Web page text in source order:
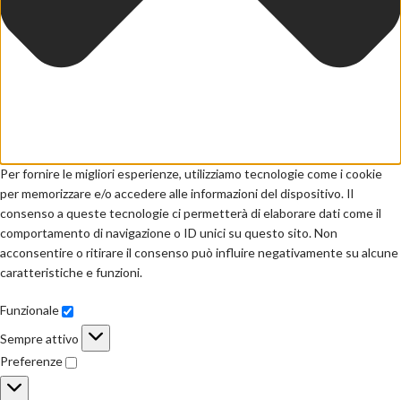
Per fornire le migliori esperienze, utilizziamo tecnologie come i cookie
per memorizzare e/o accedere alle informazioni del dispositivo. Il
consenso a queste tecnologie ci permetterà di elaborare dati come il
comportamento di navigazione o ID unici su questo sito. Non
acconsentire o ritirare il consenso può influire negativamente su alcune
caratteristiche e funzioni.
Funzionale
Sempre attivo
Preferenze